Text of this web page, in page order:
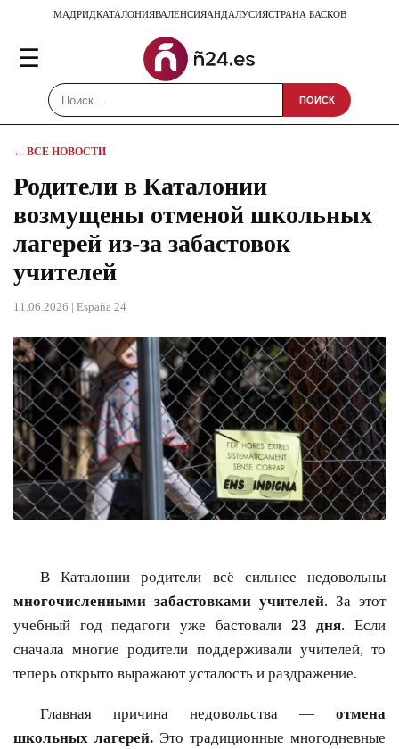
МАДРИДКАТАЛОНИЯВАЛЕНСИЯАНДАЛУСИЯСТРАНА БАСКОВ
☰
ПОИСК
← ВСЕ НОВОСТИ
Родители в Каталонии
возмущены отменой школьных
лагерей из-за забастовок
учителей
11.06.2026 | España 24
В Каталонии родители всё сильнее недовольны
многочисленными забастовками учителей. За этот
учебный год педагоги уже бастовали 23 дня. Если
сначала многие родители поддерживали учителей, то
теперь открыто выражают усталость и раздражение.
Главная причина недовольства — отмена
школьных лагерей. Это традиционные многодневные